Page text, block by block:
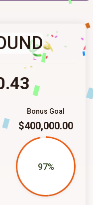
Bonus Goal
$400,000.00
97%